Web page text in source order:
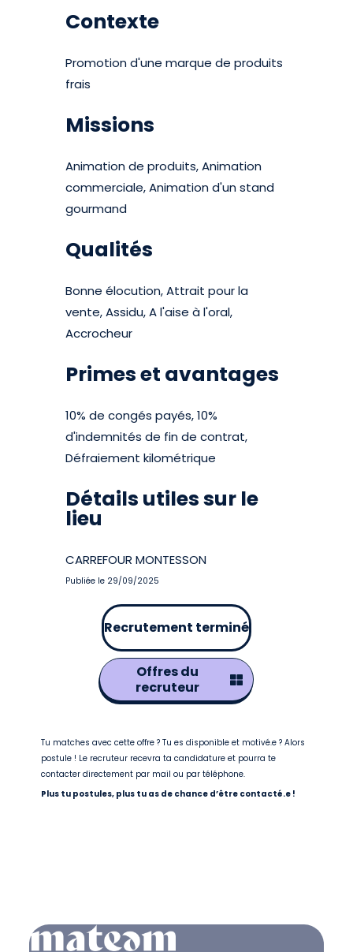
Contexte
Promotion d'une marque de produits
frais
Missions
Animation de produits, Animation
commerciale, Animation d'un stand
gourmand
Qualités
Bonne élocution, Attrait pour la
vente, Assidu, A l'aise à l'oral,
Accrocheur
Primes et avantages
10% de congés payés, 10%
d'indemnités de fin de contrat,
Défraiement kilométrique
Détails utiles sur le
lieu
CARREFOUR MONTESSON
Publiée le 29/09/2025
Recrutement terminé
Offres du
recruteur
Tu matches avec cette offre ? Tu es disponible et motivé.e ? Alors
postule ! Le recruteur recevra ta candidature et pourra te
contacter directement par mail ou par téléphone.
Plus tu postules, plus tu as de chance d’être contacté.e !